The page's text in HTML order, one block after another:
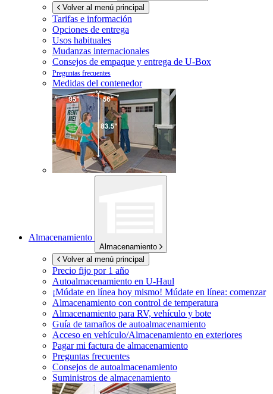
Volver al menú principal
Tarifas e información
Opciones de entrega
Usos habituales
Mudanzas internacionales
Consejos de empaque y entrega de U-Box
Preguntas frecuentes
Medidas del contenedor
Almacenamiento
Almacenamiento
Volver al menú principal
Precio fijo por 1 año
Autoalmacenamiento en U-Haul
¡Múdate en línea hoy mismo! Múdate en línea: comenzar
Almacenamiento con control de temperatura
Almacenamiento para RV, vehículo y bote
Guía de tamaños de autoalmacenamiento
Acceso en vehículo/Almacenamiento en exteriores
Pagar mi factura de almacenamiento
Preguntas frecuentes
Consejos de autoalmacenamiento
Suministros de almacenamiento